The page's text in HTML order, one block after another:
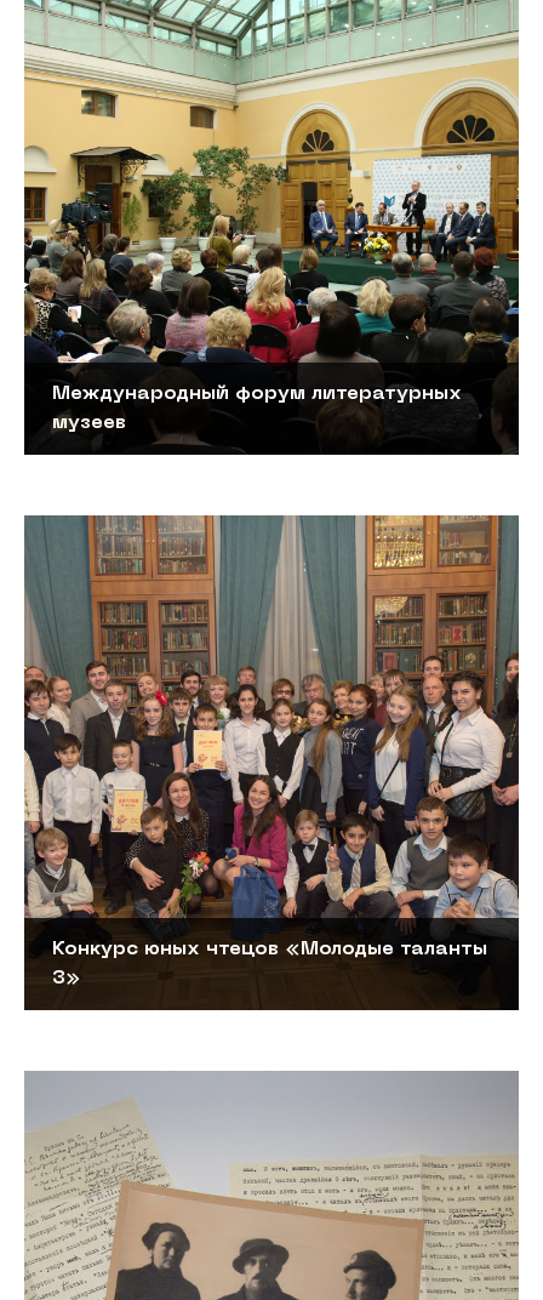
Международный форум литературных
музеев
Конкурс юных чтецов «Молодые таланты
3»